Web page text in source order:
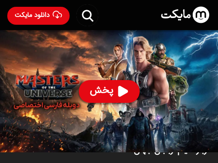
دانلود مایکت
پخش
فیلم اربابان جهان با دوبله فارسی - Masters of the
Universe 2026
۱۸۲ 63% ۶.۶
ساخت آمریکا سال 2026
رده سنی ۱۳+
اکشن
ماجراجویی علمی‌تخیلی
درباره فیلم اربابان جهان